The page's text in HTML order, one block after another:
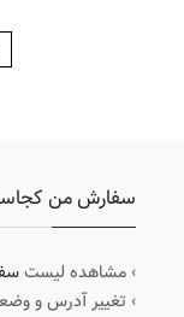
سفارش من
› مشاهده لیست
› تغییر آدرس و